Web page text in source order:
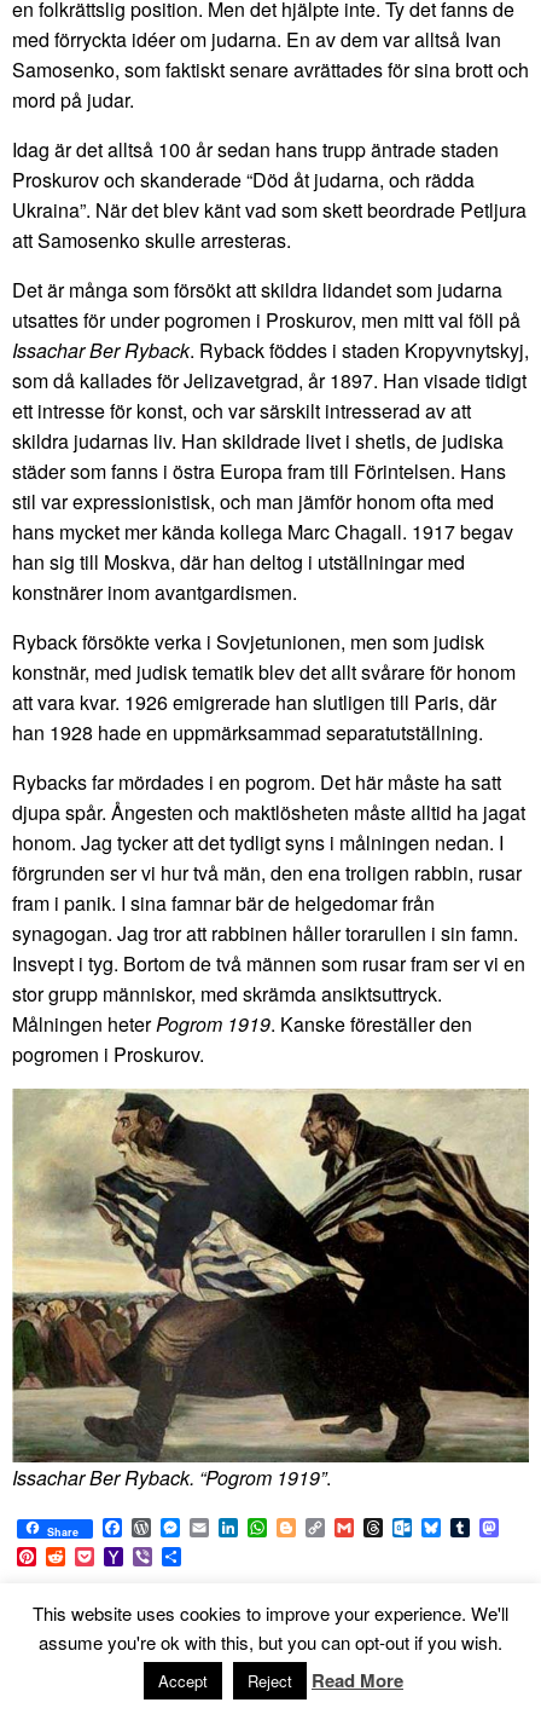
en folkrättslig position. Men det hjälpte inte. Ty det fanns de
med förryckta idéer om judarna. En av dem var alltså Ivan
Samosenko, som faktiskt senare avrättades för sina brott och
mord på judar.
Idag är det alltså 100 år sedan hans trupp äntrade staden
Proskurov och skanderade “Död åt judarna, och rädda
Ukraina”. När det blev känt vad som skett beordrade Petljura
att Samosenko skulle arresteras.
Det är många som försökt att skildra lidandet som judarna
utsattes för under pogromen i Proskurov, men mitt val föll på
Issachar Ber Ryback. Ryback föddes i staden Kropyvnytskyj,
som då kallades för Jelizavetgrad, år 1897. Han visade tidigt
ett intresse för konst, och var särskilt intresserad av att
skildra judarnas liv. Han skildrade livet i shetls, de judiska
städer som fanns i östra Europa fram till Förintelsen. Hans
stil var expressionistisk, och man jämför honom ofta med
hans mycket mer kända kollega Marc Chagall. 1917 begav
han sig till Moskva, där han deltog i utställningar med
konstnärer inom avantgardismen.
Ryback försökte verka i Sovjetunionen, men som judisk
konstnär, med judisk tematik blev det allt svårare för honom
att vara kvar. 1926 emigrerade han slutligen till Paris, där
han 1928 hade en uppmärksammad separatutställning.
Rybacks far mördades i en pogrom. Det här måste ha satt
djupa spår. Ångesten och maktlösheten måste alltid ha jagat
honom. Jag tycker att det tydligt syns i målningen nedan. I
förgrunden ser vi hur två män, den ena troligen rabbin, rusar
fram i panik. I sina famnar bär de helgedomar från
synagogan. Jag tror att rabbinen håller torarullen i sin famn.
Insvept i tyg. Bortom de två männen som rusar fram ser vi en
stor grupp människor, med skrämda ansiktsuttryck.
Målningen heterPogrom 1919. Kanske föreställer den
pogromen i Proskurov.
Issachar Ber Ryback. “Pogrom 1919”.
Share Facebook
WordPress
Messenger
EmailLinkedIn
WhatsApp
BloggerCopy
Link
GmailThreadsOutlook.com
BlueskyTumblr
Pinterest
RedditPocketYahoo
Mail
Viber
Ett annat nytt Lviv
Posted on February 9, 2019 at 23:48.
This website uses cookies to improve your experience. We'll
assume you're ok with this, but you can opt-out if you wish.
Accept Reject Read More